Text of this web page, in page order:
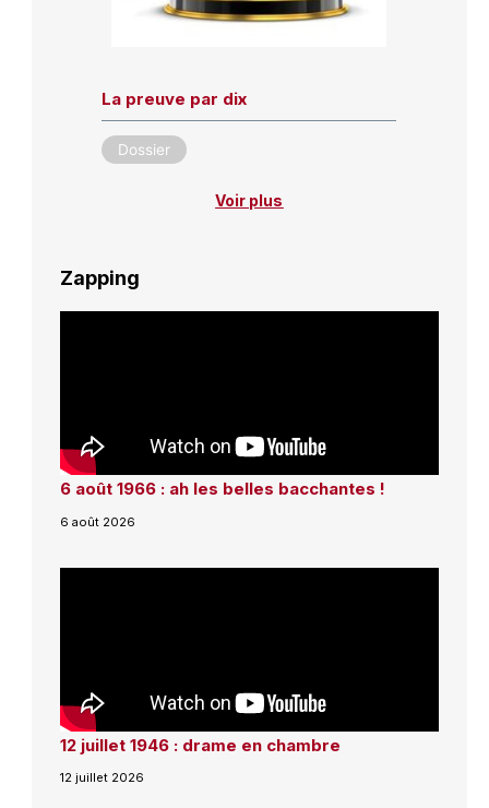
La preuve par dix
Dossier
Voir plus
Zapping
6 août 1966 : ah les belles bacchantes !
6 août 2026
12 juillet 1946 : drame en chambre
12 juillet 2026